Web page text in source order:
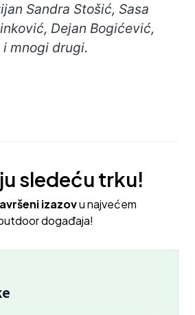
Sandra Stošić, Sasa
Dejan Bogićević,
mnogi drugi.
sledeću trku!
izazovu najvećem
događaja!